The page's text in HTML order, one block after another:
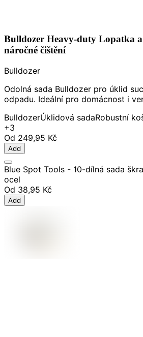
Bulldozer Heavy-duty Lopatka a
náročné čištění
Bulldozer
Odolná sada Bulldozer pro úklid
odpadu. Ideální pro domácnost i
BulldozerÚklidová sadaRobustní
+3
Od 249,95 Kč
Add
Blue Spot Tools - 10-dílná sada
ocel
Od 38,95 Kč
Add